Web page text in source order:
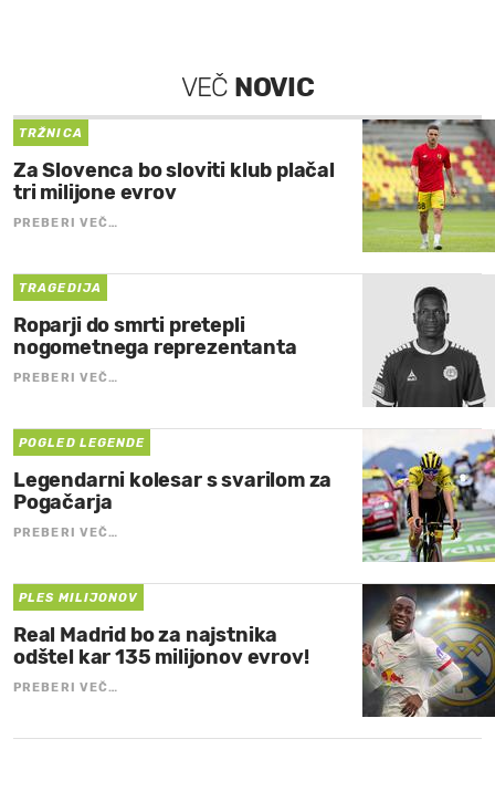
VEČ NOVIC
TRŽNICA
Za Slovenca bo sloviti klub plačal
tri milijone evrov
PREBERI VEČ…
TRAGEDIJA
Roparji do smrti pretepli
nogometnega reprezentanta
PREBERI VEČ…
POGLED LEGENDE
Legendarni kolesar s svarilom za
Pogačarja
PREBERI VEČ…
PLES MILIJONOV
Real Madrid bo za najstnika
odštel kar 135 milijonov evrov!
PREBERI VEČ…